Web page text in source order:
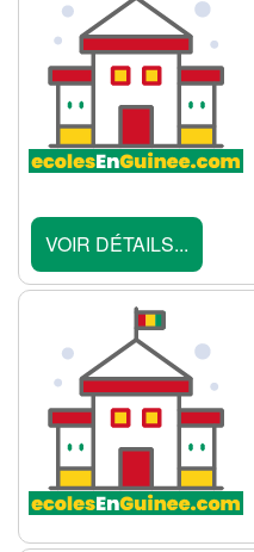
VOIR DÉTAILS...